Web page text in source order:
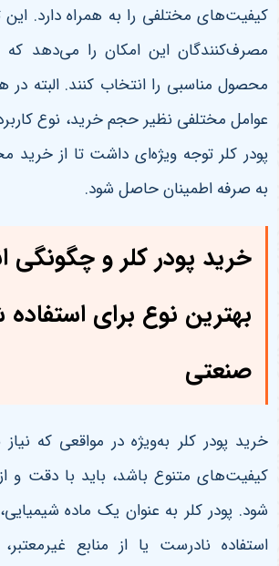
کیفیت‌های مختلفی را به همراه دارد. این
مصرف‌کنندگان این امکان را می‌دهد که
محصول مناسبی را انتخاب کنند. البته در
عوامل مختلفی نظیر حجم خرید، نوع
پودر کلر توجه ویژه‌ای داشت تا از خرید
به صرفه اطمینان حاصل شود.
خرید پودر کلر و چگونگی
بهترین نوع برای
صنعتی
خرید پودر کلر به‌ویژه در مواقعی که
کیفیت‌های متنوع باشد، باید با دقت و از
شود. پودر کلر به عنوان یک ماده
استفاده نادرست یا از منابع